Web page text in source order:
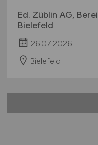
Ed. Züblin AG,
Bielefeld
26.07.2026
Bielefeld